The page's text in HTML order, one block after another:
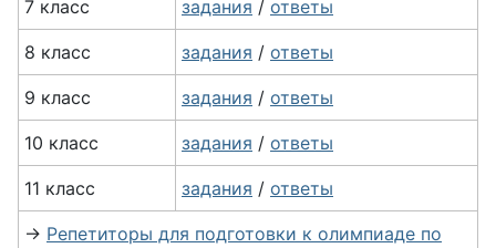
7 класс задания / ответы
8 класс задания / ответы
9 класс задания / ответы
10 класс задания / ответы
11 класс задания / ответы
→ Репетиторы для подготовки к олимпиаде по